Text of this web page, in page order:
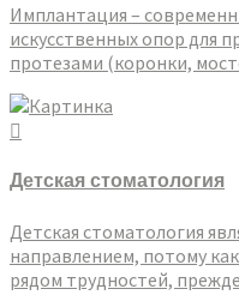
Имплантация –
искусственных опор для
протезами (коронки,
Детская стоматология
Детская стоматология
направлением, потому
рядом трудностей,